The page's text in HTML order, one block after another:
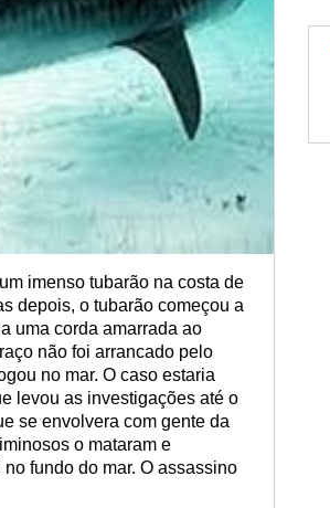
imenso tubarão na costa de
depois, o tubarão começou a
uma corda amarrada ao
não foi arrancado pelo
no mar. O caso estaria
levou as investigações até o
se envolvera com gente da
o mataram e
fundo do mar. O assassino